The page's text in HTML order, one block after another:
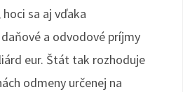
sa aj vďaka
a odvodové príjmy
eur. Štát tak rozhoduje
odmeny určenej na